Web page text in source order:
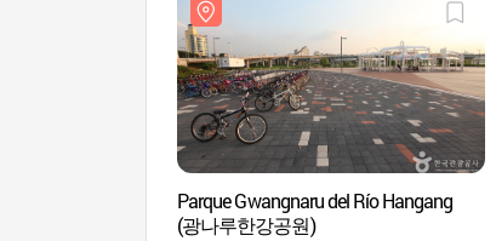
Parque Gwangnaru del Río Hangang
(광나루한강공원)